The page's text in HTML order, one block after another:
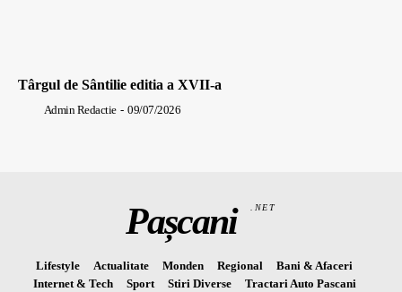
Târgul de Sântilie editia a XVII-a
Admin Redactie - 09/07/2026
Pașcani .NET
Lifestyle Actualitate Monden Regional
Bani & Afaceri
Internet & Tech
Sport Stiri Diverse
Tractari Auto Pascani